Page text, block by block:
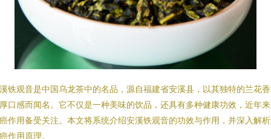
铁观音是中国乌龙茶中的名品，源自福建省安溪县，以其独特的兰花
口感而闻名。它不仅是一种美味的饮品，还具有多种健康功效，近年
作用备受关注。本文将系统介绍安溪铁观音的功效与作用，并深入解
作用原理。